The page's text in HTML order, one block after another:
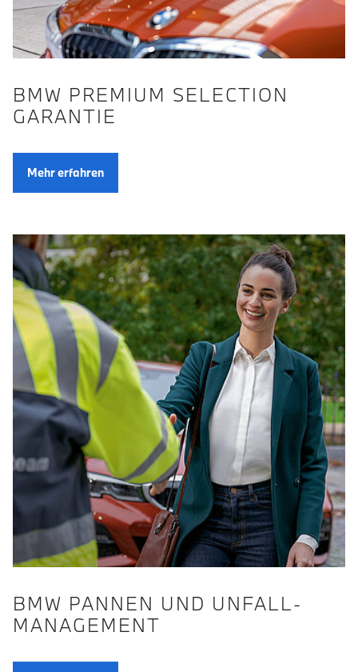
BMW PREMIUM SELECTION
GARANTIE
Mehr erfahren
BMW PANNEN UND UNFALL­
MANAGE­MENT